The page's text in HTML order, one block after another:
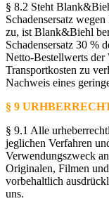
§ 8.2 Steht
Schadensersatz
zu, ist Blank&Biehl
Schadensersatz 30 %
Netto-Bestellwerts der
Transportkosten zu
Nachweis eines
§ 9
§ 9.1 Alle
jeglichen Verfahren
Verwendungszweck
Originalen, Filmen
vorbehaltlich
uns.